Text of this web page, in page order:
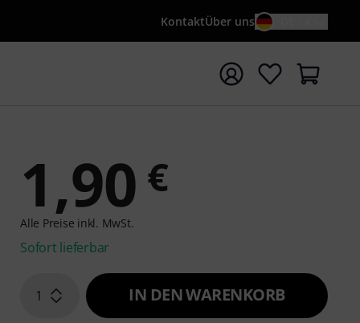
KontaktÜber uns
mit Suchwort {searchTerm} starten
1,90 €
Alle Preise inkl. MwSt.
Sofort lieferbar
1 IN DEN WARENKORB